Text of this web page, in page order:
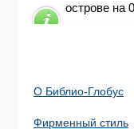
острове на
О Библио-Глобус
Фирменный стиль